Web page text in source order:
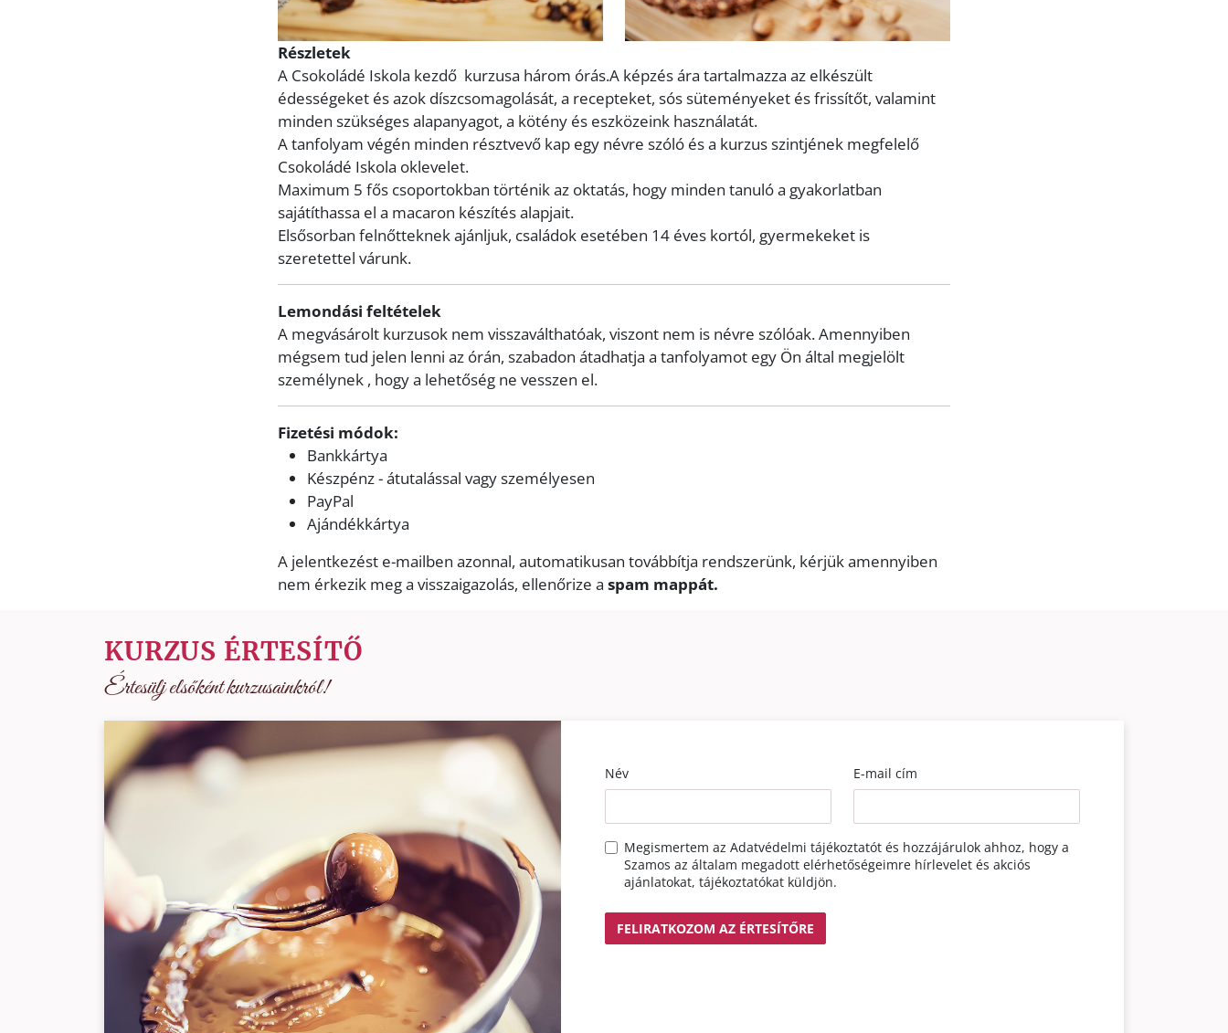
Részletek
A Csokoládé Iskola kezdő kurzusa három órás.A képzés ára tartalmazza az elkészült
édességeket és azok díszcsomagolását, a recepteket, sós süteményeket és frissítőt, valamint
minden szükséges alapanyagot, a kötény és eszközeink használatát.
A tanfolyam végén minden résztvevő kap egy névre szóló és a kurzus szintjének megfelelő
Csokoládé Iskola oklevelet.
Maximum 5 fős csoportokban történik az oktatás, hogy minden tanuló a gyakorlatban
sajátíthassa el a macaron készítés alapjait.
Elsősorban felnőtteknek ajánljuk, családok esetében 14 éves kortól, gyermekeket is
szeretettel várunk.
Lemondási feltételek
A megvásárolt kurzusok nem visszaválthatóak, viszont nem is névre szólóak. Amennyiben
mégsem tud jelen lenni az órán, szabadon átadhatja a tanfolyamot egy Ön által megjelölt
személynek , hogy a lehetőség ne vesszen el.
Fizetési módok:
Bankkártya
Készpénz - átutalással vagy személyesen
PayPal
Ajándékkártya
A jelentkezést e-mailben azonnal, automatikusan továbbítja rendszerünk, kérjük amennyiben
nem érkezik meg a visszaigazolás, ellenőrize a spam mappát.
KURZUS ÉRTESÍTŐ
Értesülj elsőként kurzusainkról!
Név E-mail cím
Megismertem az Adatvédelmi tájékoztatót és hozzájárulok ahhoz, hogy a
Szamos az általam megadott elérhetőségeimre hírlevelet és akciós
ajánlatokat, tájékoztatókat küldjön.
FELIRATKOZOM AZ ÉRTESÍTŐRE